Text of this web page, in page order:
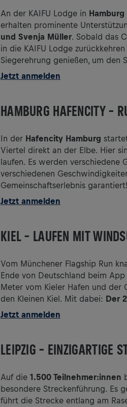
An der KAIFU Lodge in Hamburg
erhalten prominente
und Svenja Müller. Sobald das
in die KAIFU Lodge
Siegerehrung genießen, um den
Jetzt anmelden
HAMBURG HAFENCITY –
In der Hafencity Hamburg
Viertel direkt an der Elbe. Hier
laufen. Es werden verschiedene
verschiedenen
Gemeinschaftserlebnis garantiert!
Jetzt anmelden
KIEL – LAUFEN MIT
Vom Münchener Flagship Run
Ende von Deutschland beim
Meter vom Kieler Hafen und der
den Kleinen Kiel. Mit dabei: Der
Jetzt anmelden
LEIPZIG – EINZIGARTIGE
Auf die 1.500 Teilnehmer:innen
besondere Streckenführung. Es
führt die Strecke entlang am